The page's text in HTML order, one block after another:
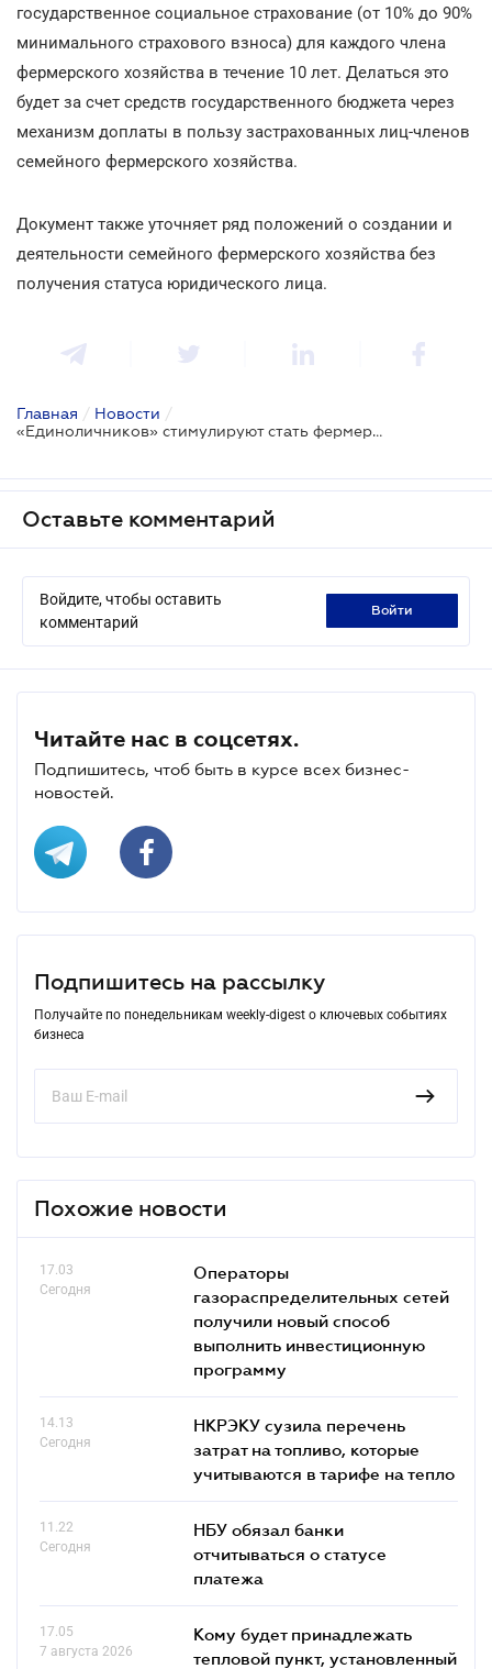
государственное социальное страхование (от 10% до 90%
минимального страхового взноса) для каждого члена
фермерского хозяйства в течение 10 лет. Делаться это
будет за счет средств государственного бюджета через
механизм доплаты в пользу застрахованных лиц-членов
семейного фермерского хозяйства.
Документ также уточняет ряд положений о создании и
деятельности семейного фермерского хозяйства без
получения статуса юридического лица.
Главная / Новости /
«Единоличников» стимулируют стать фермерами
Оставьте комментарий
Войдите, чтобы оставить
комментарий
войти
Читайте нас в соцсетях.
Подпишитесь, чтоб быть в курсе всех бизнес-
новостей.
Подпишитесь на рассылку
Получайте по понедельникам weekly-digest о ключевых событиях
бизнеса
Похожие новости
17.03
Сегодня
Операторы
газораспределительных сетей
получили новый способ
выполнить инвестиционную
программу
14.13
Сегодня
НКРЭКУ сузила перечень
затрат на топливо, которые
учитываются в тарифе на тепло
11.22
Сегодня
НБУ обязал банки
отчитываться о статусе
платежа
17.05
7 августа 2026
Кому будет принадлежать
тепловой пункт, установленный